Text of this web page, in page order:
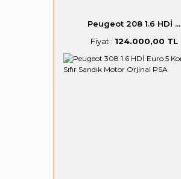
Peugeot 208 1.6 HDİ ...
Fiyat : 124.000,00 TL